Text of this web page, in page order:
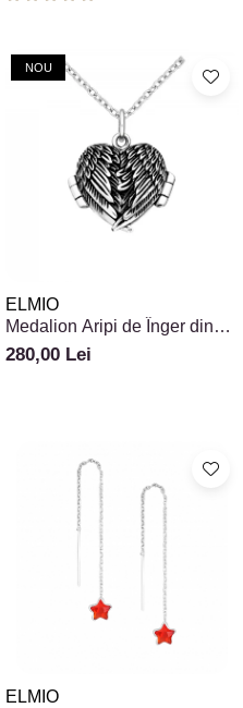
NOU
ELMIO
Medalion Aripi de Înger din
Argint 925 pentru Poză în
Interior
280,00 Lei
ELMIO